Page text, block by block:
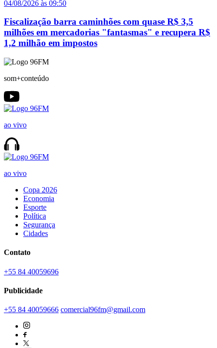
04/08/2026 às 09:50
Fiscalização barra caminhões com quase R$ 3,5
milhões em mercadorias "fantasmas" e recupera R$
1,2 milhão em impostos
som+conteúdo
ao vivo
ao vivo
Copa 2026
Economia
Esporte
Política
Segurança
Cidades
Contato
+55 84 40059696
Publicidade
+55 84 40059666 comercial96fm@gmail.com